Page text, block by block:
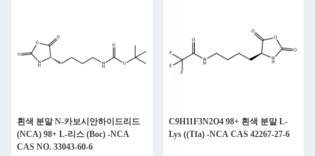
흰색 분말 N-카보시안하이드리드
(NCA) 98+ L-리스 (Boc) -NCA
CAS NO. 33043-60-6
C9H11F3N2O4 98+ 흰색 분말 L-
Lys ((Tfa) -NCA CAS 42267-27-6